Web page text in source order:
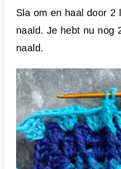
Sla om en haal door 2
naald. Je hebt nu nog
naald.